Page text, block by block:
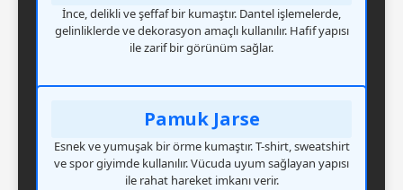
İnce, delikli ve şeffaf bir kumaştır. Dantel işlemelerde,
gelinliklerde ve dekorasyon amaçlı kullanılır. Hafif yapısı
ile zarif bir görünüm sağlar.
Pamuk Jarse
Esnek ve yumuşak bir örme kumaştır. T-shirt, sweatshirt
ve spor giyimde kullanılır. Vücuda uyum sağlayan yapısı
ile rahat hareket imkanı verir.